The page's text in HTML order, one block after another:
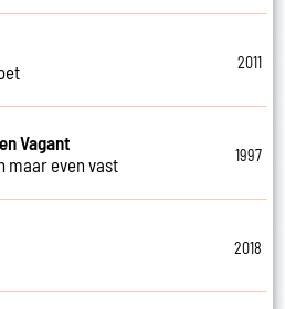
2011
Vagant
maar even vast
1997
2018